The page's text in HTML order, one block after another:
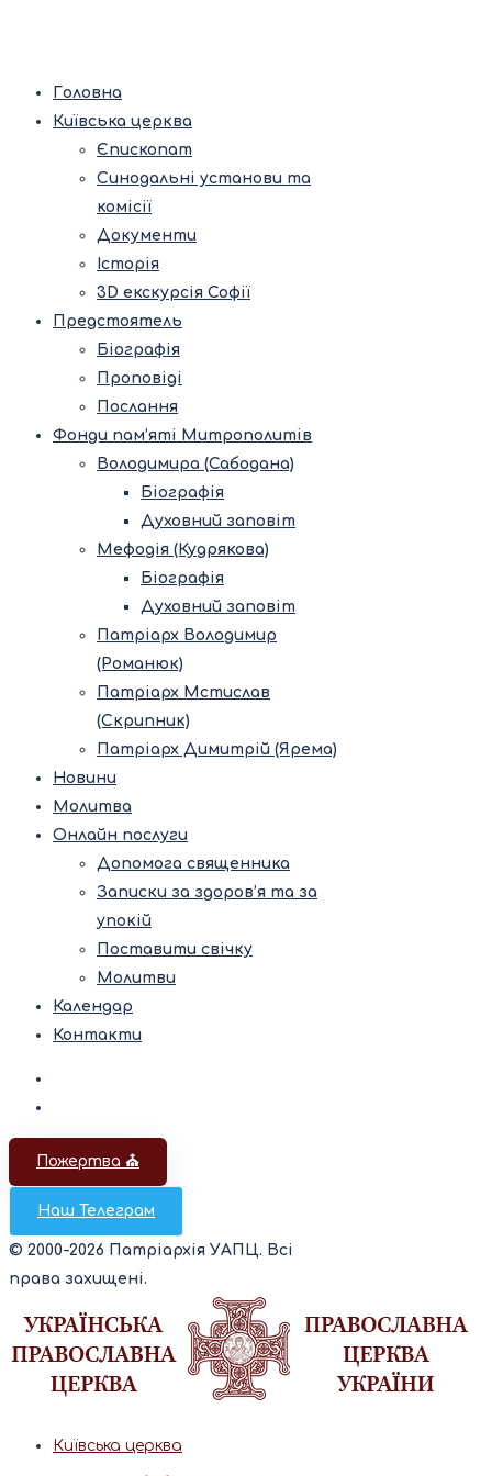
Головна
Київська церква
Єпископат
Синодальні установи та
комісії
Документи
Історія
3D екскурсія Софії
Предстоятель
Біографія
Проповіді
Послання
Фонди пам’яті Митрополитів
Володимира (Сабодана)
Біографія
Духовний заповіт
Мефодія (Кудрякова)
Біографія
Духовний заповіт
Патріарх Володимир
(Романюк)
Патріарх Мстислав
(Скрипник)
Патріарх Димитрій (Ярема)
Новини
Молитва
Онлайн послуги
Допомога священника
Записки за здоров’я та за
упокій
Поставити свічку
Молитви
Календар
Контакти
Пожертва ⛪️
Наш Телеграм
© 2000-2026 Патріархія УАПЦ. Всі
права захищені.
Київська церква